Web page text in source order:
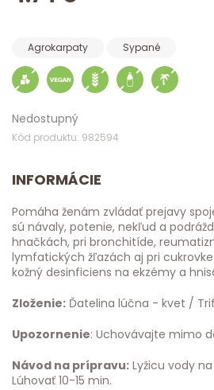
Agrokarpaty Sypané
Nedostupný
Kód produktu: 982594
INFORMÁCIE
Pomáha ženám zvládať prejavy
sú návaly, potenie, nekľud a
hnačkách, pri bronchitíde,
lymfatických žľazách aj pri
kožný desinficiens na ekzémy a
Zloženie: Ďatelina lúčna - kvet /
Upozornenie: Uchovávajte mimo
Návod na prípravu: Lyžicu vody
Lúhovať 10-15 min.